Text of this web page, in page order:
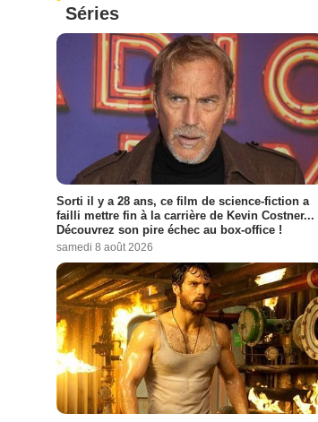
Séries
Sorti il y a 28 ans, ce film de science-fiction a
failli mettre fin à la carrière de Kevin Costner...
Découvrez son pire échec au box-office !
samedi 8 août 2026